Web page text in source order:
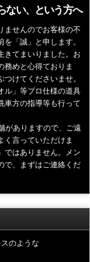
ない、という方へ
ませんのでお客様の不
「誠」と申します。
きてまいりました。お
務めと心得ておりま
けてくださいませ。
ル」等プロ仕様の道具
車方の指導等も行って
がありますので、ご遠
く言っていただけま
ではありません。メン
で、まずはご連絡くだ
のような